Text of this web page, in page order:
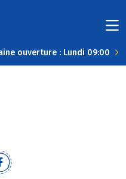
ouverture : Lundi 09:00